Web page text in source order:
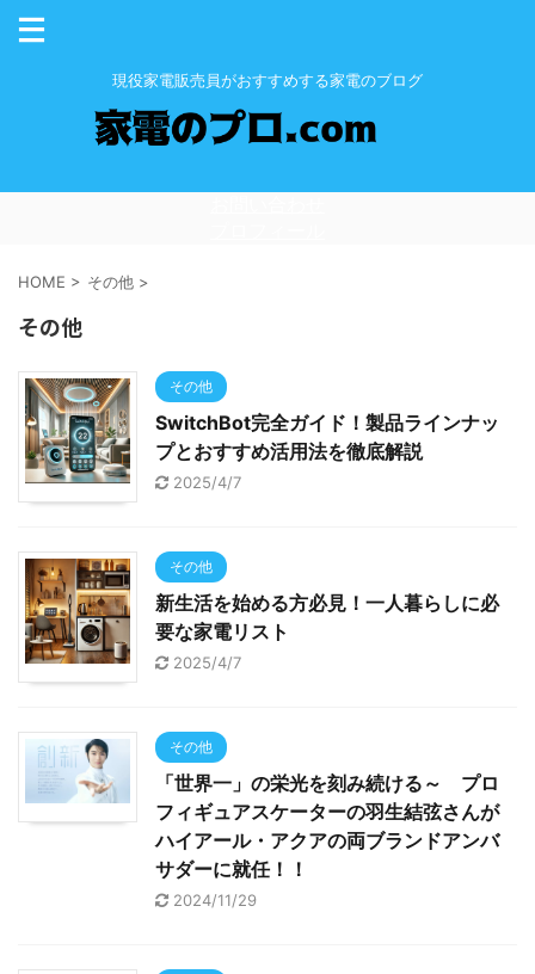
現役家電販売員がおすすめする家電のブログ
HOME > その他 >
その他
その他
SwitchBot完全ガイド！製品ラインナッ
プとおすすめ活用法を徹底解説
2025/4/7
その他
新生活を始める方必見！一人暮らしに必
要な家電リスト
2025/4/7
その他
「世界一」の栄光を刻み続ける～ プロ
フィギュアスケーターの羽生結弦さんが
ハイアール・アクアの両ブランドアンバ
サダーに就任！！
2024/11/29